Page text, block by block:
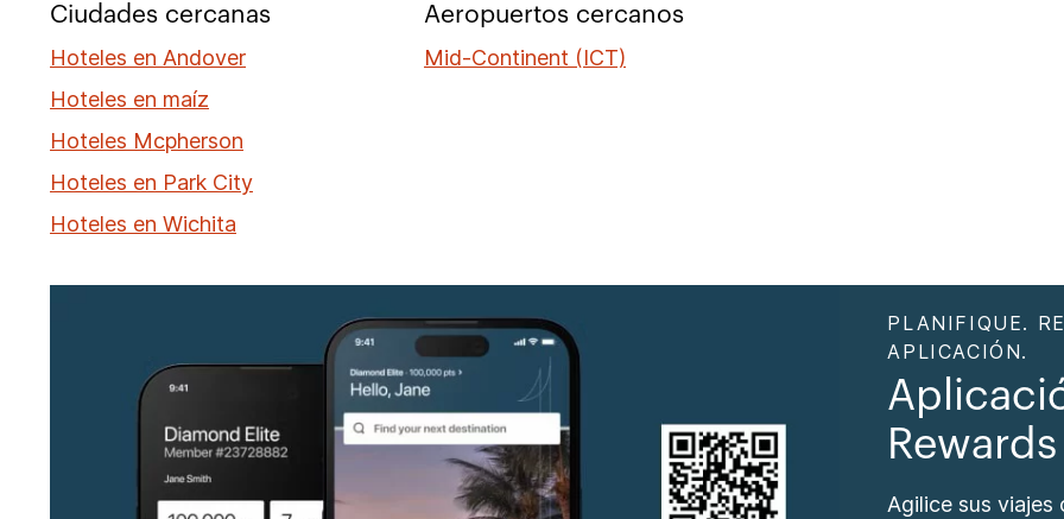
Ciudades cercanas
Hoteles en Andover
Hoteles en maíz
Hoteles Mcpherson
Hoteles en Park City
Hoteles en Wichita
Aeropuertos cercanos
Mid-Continent (ICT)
PLANIFIQUE.
APLICACIÓN.
Rewards
Agilice sus viajes